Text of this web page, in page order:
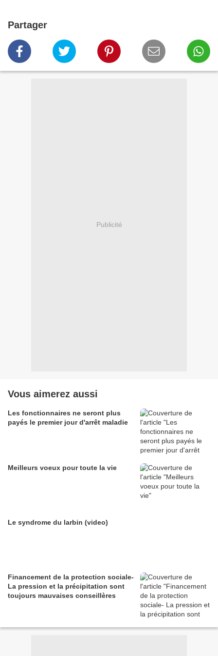
Partager
Publicité
Vous aimerez aussi
Les fonctionnaires ne seront plus
payés le premier jour d'arrêt maladie
Meilleurs voeux pour toute la vie
Le syndrome du larbin (video)
Financement de la protection sociale-
La pression et la précipitation sont
toujours mauvaises conseillères